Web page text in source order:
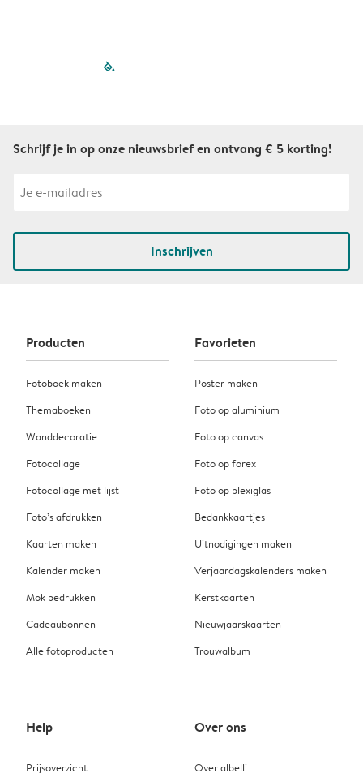
filled-pagination
Schrijf je in op onze nieuwsbrief en ontvang € 5 korting!
Inschrijven
Producten
Fotoboek maken
Themaboeken
Wanddecoratie
Fotocollage
Fotocollage met lijst
Foto’s afdrukken
Kaarten maken
Kalender maken
Mok bedrukken
Cadeaubonnen
Alle fotoproducten
Favorieten
Poster maken
Foto op aluminium
Foto op canvas
Foto op forex
Foto op plexiglas
Bedankkaartjes
Uitnodigingen maken
Verjaardagskalenders maken
Kerstkaarten
Nieuwjaarskaarten
Trouwalbum
Help
Prijsoverzicht
Over ons
Over albelli